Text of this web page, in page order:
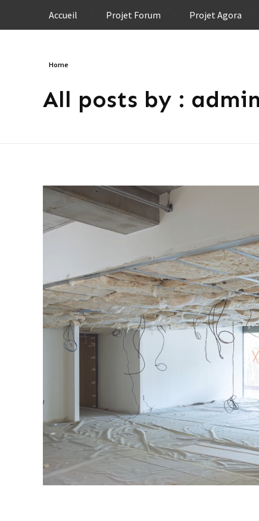
Accueil Projet Forum Projet Agora
Home
All posts by :